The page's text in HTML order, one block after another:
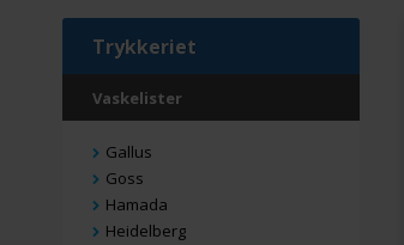
Trykkeriet
Vaskelister
Gallus
Goss
Hamada
Heidelberg